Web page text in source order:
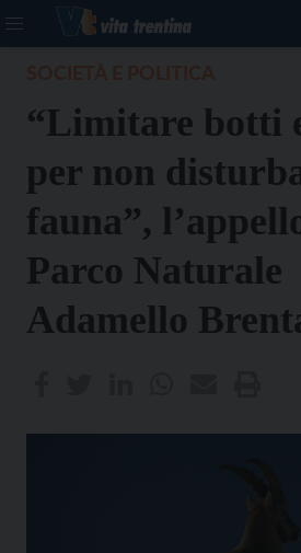
“Limitare botti
per non
fauna”,
Parco Naturale
Adamello